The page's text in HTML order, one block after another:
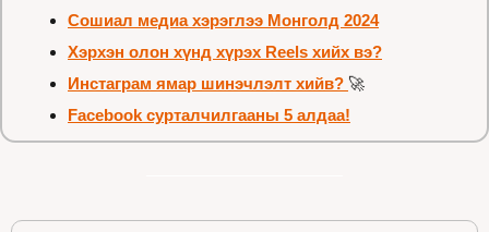
Сошиал медиа хэрэглээ Монголд 2024
Хэрхэн олон хүнд хүрэх Reels хийх вэ?
Инстаграм ямар шинэчлэлт хийв? 🚀
Facebook сурталчилгааны 5 алдаа!